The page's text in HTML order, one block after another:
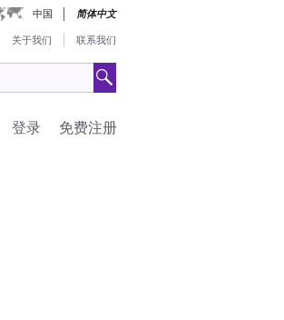
中国 简体中文
关于我们 联系我们
免费注册
登录